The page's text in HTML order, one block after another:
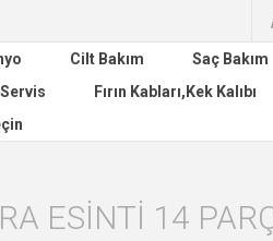
Cilt Bakım Saç Bakım
Fırın Kabları,Kek Kalıbı
ESINTI 14